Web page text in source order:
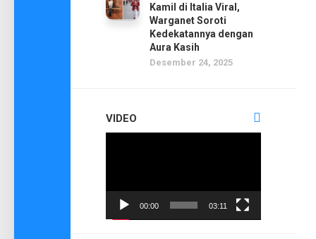
Kamil di Italia Viral,
Warganet Soroti
Kedekatannya dengan
Aura Kasih
Desember 24, 2025
VIDEO
00:00 03:11